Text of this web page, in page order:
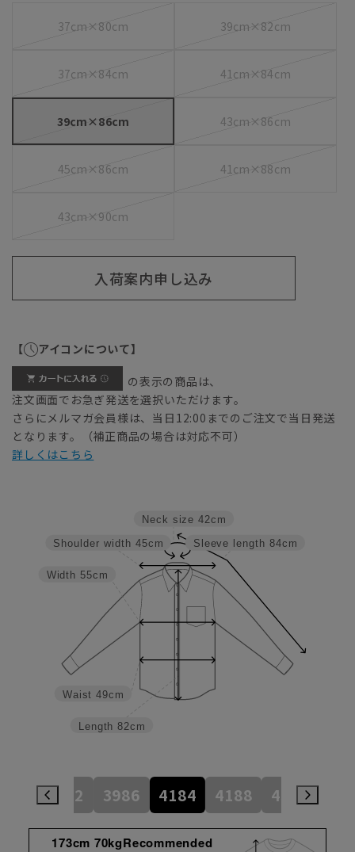
37cm×80cm 39cm×82cm
37cm×84cm 41cm×84cm
39cm×86cm 43cm×86cm
45cm×86cm 41cm×88cm
43cm×90cm
入荷案内申し込み
【 アイコンについて】
の表示の商品は、
注文画面でお急ぎ発送を選択いただけます。
さらにメルマガ会員様は、当日12:00までのご注文で当日発送
となります。（補正商品の場合は対応不可）
詳しくはこちら
Sleeve length 84cm
Neck size 42cm
Length 82cm
Waist 49cm
Width 55cm
Shoulder width 45cm
3982 3986 4184 4188 4386
173cm 70kgRecommended